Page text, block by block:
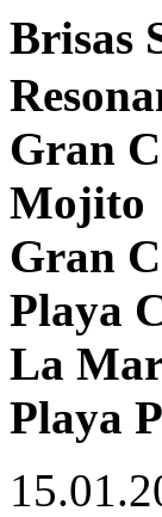
Brisas
Gran
Mojito
Gran
Playa
La
Playa